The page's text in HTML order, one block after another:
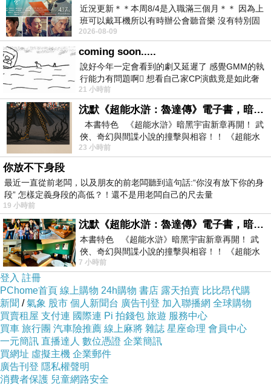
近況更新＊＊本周8/4是入職滿三個月＊＊ 因為上
班可以戴耳機所以有時辦公會聽音樂 沒有特別固
定哪天但就是一周某一天會固定聽'90
2026-08-09
coming soon.....
說好今年一定會看到的劇又延遲了 感覺GMM的執
行能力有問題啊🫩 想看自己家CP演戲竟是如此奢
侈的事 GMM你說看看啊😑 先把劇放
21 小時前
沈默《超能水滸：魯達傳》電子書，暗黑宇宙新章，一一五年八月璀璨上架！
本書特色 《超能水滸》暗黑宇宙新章再開！ 武
俠、奇幻與間諜小說的撞擊與相容！！ 《超能水
滸》系列第四部
23 小時前
你放不下身段
最近一直從前老闆，以及朋友的前老闆聽到這句話:“你沒有放下你的身
段” 怎樣定義身段的高低？！還不是用老闆自己的尺去量
19 小時前
沈默《超能水滸：魯達傳》電子書，暗黑宇宙新章，一一五年八月璀璨上架！
本書特色 《超能水滸》暗黑宇宙新章再開！ 武
俠、奇幻與間諜小說的撞擊與相容！！ 《超能水
滸》系列第四部變幻登場
7 小時前
登入 註冊
PChome首頁 線上購物 24h購物 書店 露天拍賣 比比昂代購
新聞 /氣象 股市 個人新聞台 廣告刊登 加入聯播網 全球購物
買賣租屋 支付連 國際連 Pi 拍錢包 旅遊 服務中心
買車 旅行團 汽車險推薦 線上麻將 雜誌 星座命理 會員中心
一元簡訊 直播達人 數位憑證 企業簡訊
買網址 虛擬主機 企業郵件
廣告刊登 隱私權聲明
消費者保護 兒童網路安全